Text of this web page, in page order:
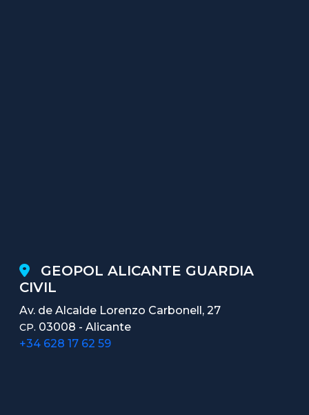
GEOPOL ALICANTE GUARDIA
CIVIL
Av. de Alcalde Lorenzo Carbonell, 27
CP. 03008 - Alicante
+34 628 17 62 59